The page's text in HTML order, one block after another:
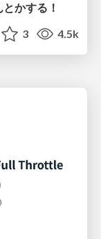
かする！
3 4.5k